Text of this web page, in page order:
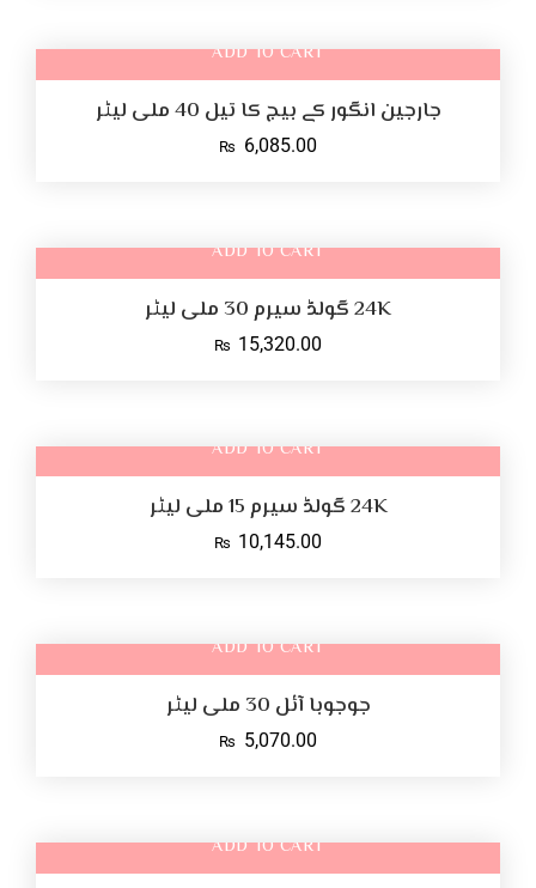
ADD TO CART
جارجین انگور کے بیج کا تیل 40 ملی لیٹر
₨ 6,085.00
ADD TO CART
24K گولڈ سیرم 30 ملی لیٹر
₨ 15,320.00
ADD TO CART
24K گولڈ سیرم 15 ملی لیٹر
₨ 10,145.00
ADD TO CART
جوجوبا آئل 30 ملی لیٹر
₨ 5,070.00
ADD TO CART